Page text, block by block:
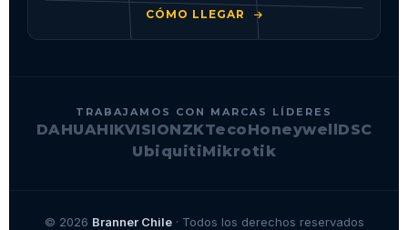
CÓMO LLEGAR
TRABAJAMOS CON MARCAS LÍDERES
DAHUAHIKVISIONZKTecoHoneywellDSC
UbiquitiMikrotik
© 2026 Branner Chile· Todos los derechos reservados